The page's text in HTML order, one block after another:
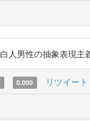
人男性の抽象表現
0.000 リツイー